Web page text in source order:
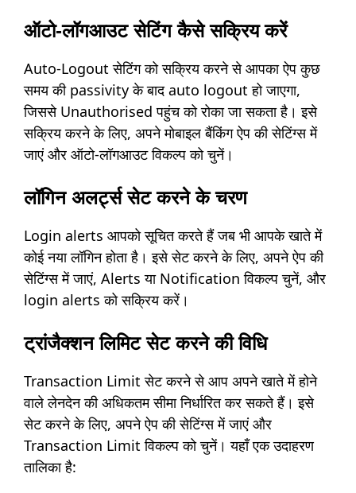
ऑटो-लॉगआउट सेटिंग कैसे सक्रिय करें
Auto-Logout सेटिंग को सक्रिय करने से आपका ऐप कुछ
समय की passivity के बाद auto logout हो जाएगा,
जिससे Unauthorised पहुंच को रोका जा सकता है। इसे
सक्रिय करने के लिए, अपने मोबाइल बैंकिंग ऐप की सेटिंग्स में
जाएं और ऑटो-लॉगआउट विकल्प को चुनें।
लॉगिन अलर्ट्स सेट करने के चरण
Login alerts आपको सूचित करते हैं जब भी आपके खाते में
कोई नया लॉगिन होता है। इसे सेट करने के लिए, अपने ऐप की
सेटिंग्स में जाएं, Alerts या Notification विकल्प चुनें, और
login alerts को सक्रिय करें।
ट्रांजैक्शन लिमिट सेट करने की विधि
Transaction Limit सेट करने से आप अपने खाते में होने
वाले लेनदेन की अधिकतम सीमा निर्धारित कर सकते हैं। इसे
सेट करने के लिए, अपने ऐप की सेटिंग्स में जाएं और
Transaction Limit विकल्प को चुनें। यहाँ एक उदाहरण
तालिका है: